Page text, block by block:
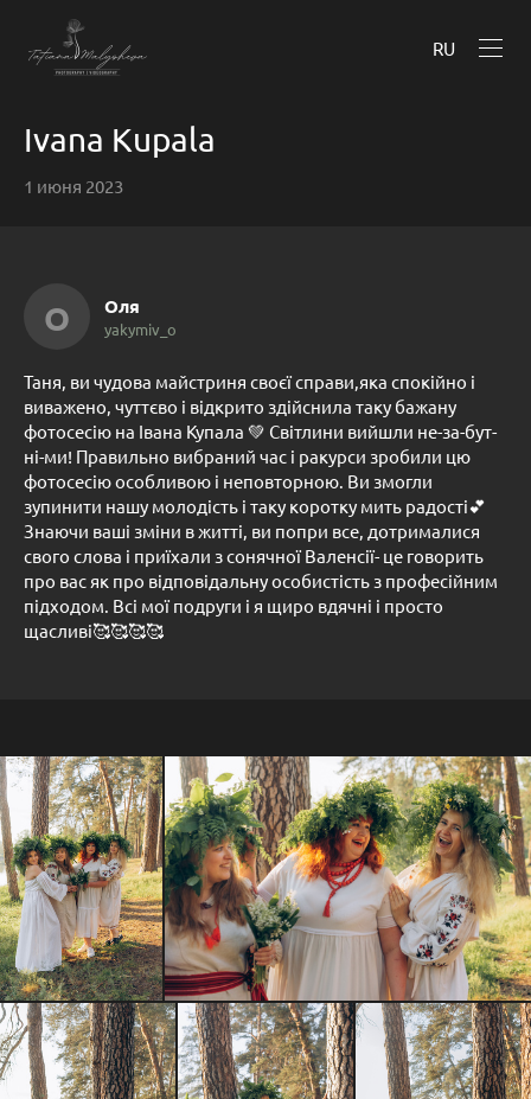
RU
Ivana Kupala
1 июня 2023
О Оля
yakymiv_o
Таня, ви чудова майстриня своєї справи,яка спокійно і
виважено, чуттєво і відкрито здійснила таку бажану
фотосесію на Івана Купала 💚 Світлини вийшли не-за-бут-
ні-ми! Правильно вибраний час і ракурси зробили цю
фотосесію особливою і неповторною. Ви змогли
зупинити нашу молодість і таку коротку мить радості💕
Знаючи ваші зміни в житті, ви попри все, дотрималися
свого слова і приїхали з сонячної Валенсії- це говорить
про вас як про відповідальну особистість з професійним
підходом. Всі мої подруги і я щиро вдячні і просто
щасливі🥰🥰🥰🥰